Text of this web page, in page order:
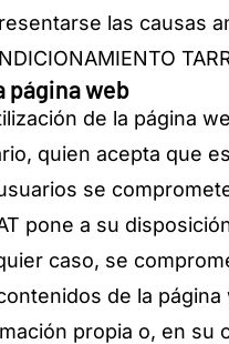
las causas
página web
de la página
quien acepta que
se
pone a su
caso, se
de la página
propia o, en su